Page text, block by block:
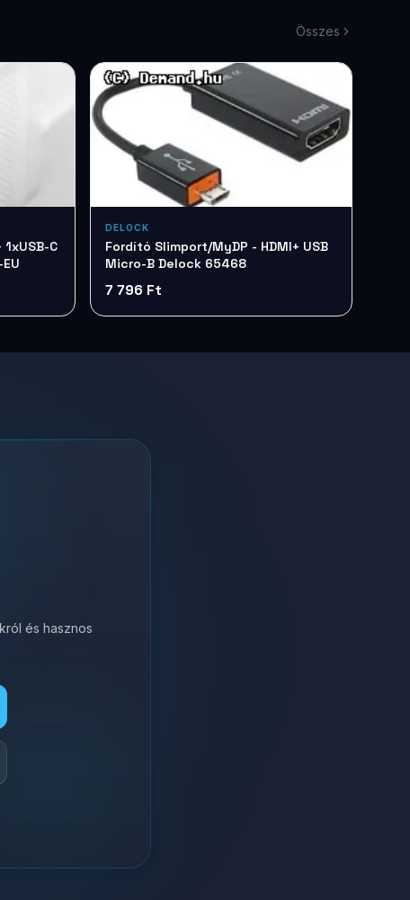
Összes
C
DELOCK
Fordító Slimport/MyDP - HDMI+ USB
Micro-B Delock 65468
7 796 Ft
és hasznos